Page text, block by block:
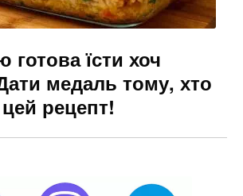
їсти хоч
медаль тому, хто
рецепт!